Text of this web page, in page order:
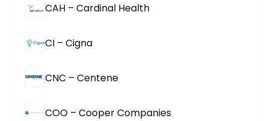
CAH – Cardinal Health
CI – Cigna
CNC – Centene
COO – Cooper Companies